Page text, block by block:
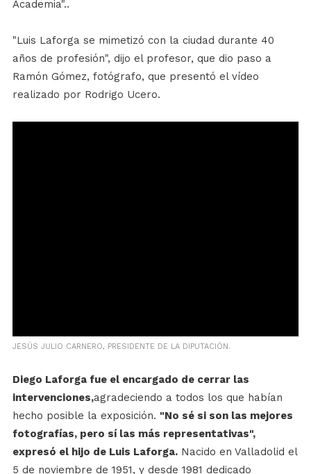
Academia"..
"Luis Laforga se mimetizó con la ciudad durante 40
años de profesión", dijo el profesor, que dio paso a
Ramón Gómez, fotógrafo, que presentó el vídeo
realizado por Rodrigo Ucero.
JESÚS JULIO CARNERO, PRESIDENTE DE LA DIPUTACIÓN.
Diego Laforga fue el encargado de cerrar las
intervenciones,agradeciendo a todos los que habían
hecho posible la exposición. "No sé si son las mejores
fotografías, pero sí las más representativas",
expresó el hijo de Luis Laforga.Nacido en Valladolid el
5 de noviembre de 1951, y desde 1981 dedicado